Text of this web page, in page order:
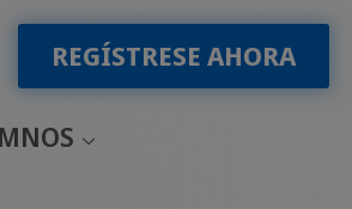
REGÍSTRESE AHORA